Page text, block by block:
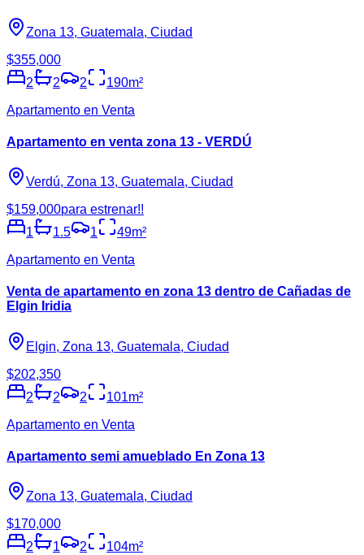
Zona 13, Guatemala, Ciudad
$355,000
2
2 2 190m²
Apartamento en Venta
Apartamento en venta zona 13 - VERDÚ
Verdú, Zona 13, Guatemala, Ciudad
$159,000para estrenar!!
1
1.5 1 49m²
Apartamento en Venta
Venta de apartamento en zona 13 dentro de Cañadas de
Elgin Iridia
Elgin, Zona 13, Guatemala, Ciudad
$202,350
2
2 2 101m²
Apartamento en Venta
Apartamento semi amueblado En Zona 13
Zona 13, Guatemala, Ciudad
$170,000
2
1 2 104m²